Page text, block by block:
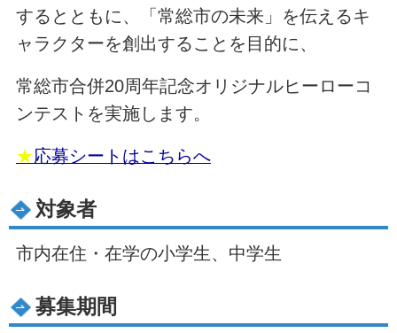
するとともに、「常総市の未来」を伝えるキ
ャラクターを創出することを目的に、
常総市合併20周年記念オリジナルヒーローコ
ンテストを実施します。
★応募シートはこちらへ
対象者
市内在住・在学の小学生、中学生
募集期間